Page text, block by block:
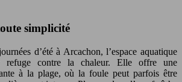
simplicité
d’été à Arcachon, l’espace aquatique
refuge contre la chaleur. Elle offre une
à la plage, où la foule peut parfois être